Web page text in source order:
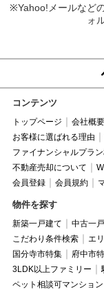
※Yahoo!メールなど
ォ
コンテンツ
トップページ 会社概要
お客様に選ばれる理由
ファイナンシャルプラ
不動産売却について
会員登録
会員規約
物件を探す
新築一戸建て 中古一
こだわり条件検索
エ
国分寺市特集
府中市
3LDK以上ファミリー
ペット相談可マンション